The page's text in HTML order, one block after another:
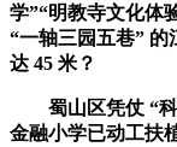
学”“明教寺文化体
“一轴三园五巷”
达 45 米？
蜀山区凭仗 “科
金融小学已动工扶